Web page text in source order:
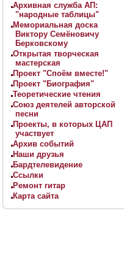
Архивная служба АП:
"народные таблицы"
Мемориальная доска
Виктору Семёновичу
Берковскому
Открытая творческая
мастерская
Проект "Споём вместе!"
Проект "Биография"
Теоретические чтения
Союз деятелей авторской
песни
Проекты, в которых ЦАП
участвует
Архив событий
Наши друзья
Бардтелевидение
Ссылки
Ремонт гитар
Карта сайта